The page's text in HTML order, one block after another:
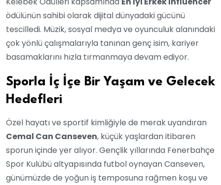
ödülünün sahibi olarak dijital dünyadaki gücünü
tescilledi. Müzik, sosyal medya ve oyunculuk alanındaki
çok yönlü çalışmalarıyla tanınan genç isim, kariyer
basamaklarını hızla tırmanmaya devam ediyor.
Sporla İç İçe Bir Yaşam ve Gelecek
Hedefleri
Özel hayatı ve sportif kimliğiyle de merak uyandıran
Cemal Can Canseven, küçük yaşlardan itibaren
sporun içinde yer alıyor. Gençlik yıllarında Fenerbahçe
Spor Kulübü altyapısında futbol oynayan Canseven,
günümüzde de yoğun iş temposuna rağmen koşu ve